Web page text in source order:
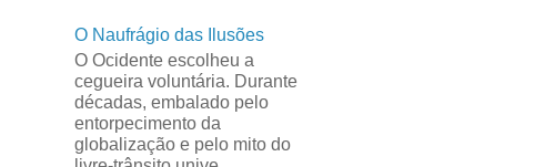
O Naufrágio das Ilusões
O Ocidente escolheu a
cegueira voluntária. Durante
décadas, embalado pelo
entorpecimento da
globalização e pelo mito do